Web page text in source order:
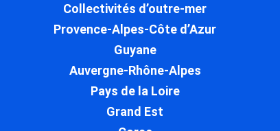
Collectivités d’outre-mer
Provence-Alpes-Côte d’Azur
Guyane
Auvergne-Rhône-Alpes
Pays de la Loire
Grand Est